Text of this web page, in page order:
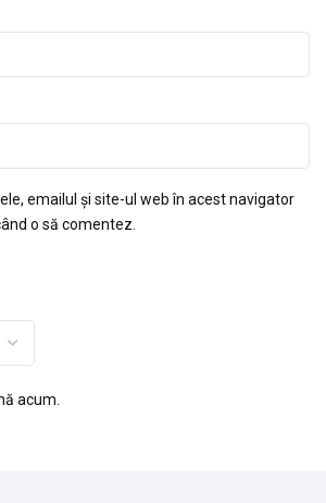
acum.
emailul și site-ul web în acest navigator
o să comentez.